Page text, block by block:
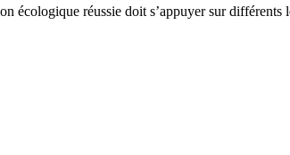
écologique réussie doit s’appuyer sur différents